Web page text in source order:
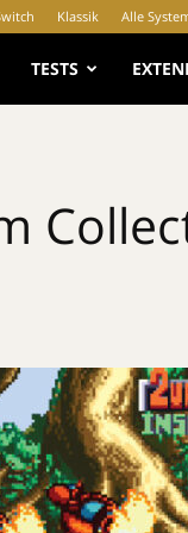
Klassik Alle
TESTS